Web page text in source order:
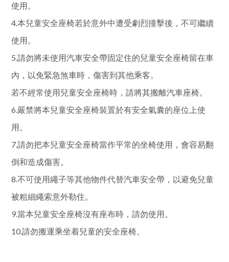
使用。
4.本兒童安全座椅若於意外中遭受劇烈撞擊後，不可繼續
使用。
5.請勿將未使用汽車安全帶固定住的兒童安全座椅留在車
內，以免緊急煞車時，傷害到其他乘客。
若不經常使用兒童安全座椅時，請將其搬離汽車座椅。
6.嚴禁將本兒童安全座椅裝置於有安全氣囊的座位上使
用。
7.請勿把本兒童安全座椅當作平常的坐椅使用，會容易翻
倒和造成傷害。
8.不可使用繩子等其他物件代替汽車安全帶，以避免兒童
被粗細繩索意外勒住。
9.當本兒童安全座椅沒有座布時，請勿使用。
10.請勿搬運乘坐着兒童的安全座椅。